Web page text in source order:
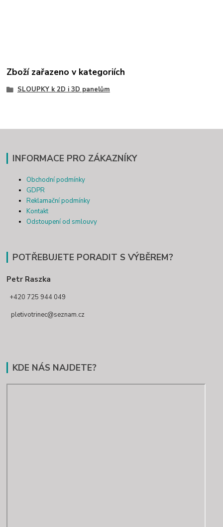
Zboží zařazeno v kategoriích
SLOUPKY k 2D i 3D panelům
INFORMACE PRO ZÁKAZNÍKY
Obchodní podmínky
GDPR
Reklamační podmínky
Kontakt
Odstoupení od smlouvy
POTŘEBUJETE PORADIT S VÝBĚREM?
Petr Raszka
+420 725 944 049
pletivotrinec@seznam.cz
KDE NÁS NAJDETE?